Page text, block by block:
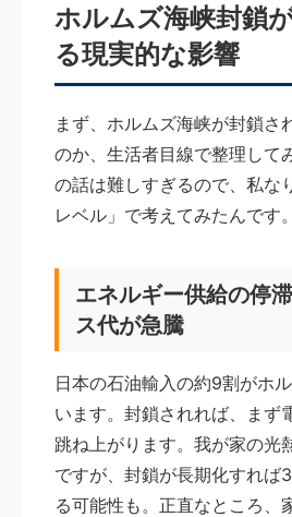
ホルムズ海峡封鎖
る現実的な影響
まず、ホルムズ海峡が封鎖さ
のか、生活者目線で整理して
の話は難しすぎるので、私な
レベル」で考えてみたんです。
エネルギー供給の停
ス代が急騰
日本の石油輸入の約9割がホ
います。封鎖されれば、まず
跳ね上がります。我が家の光
ですが、封鎖が長期化すれば
る可能性も。正直なところ、